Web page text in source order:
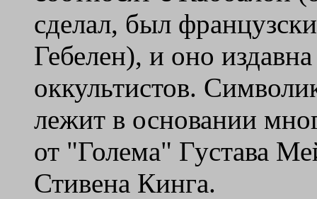
сделал, был
Гебелен), и оно
оккультистов.
лежит в основании
от "Голема" Густава
Стивена Кинга.